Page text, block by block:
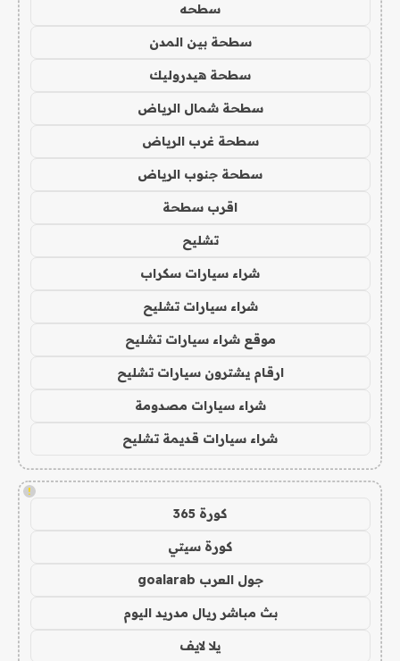
سطحه
سطحة بين المدن
سطحة هيدروليك
سطحة شمال الرياض
سطحة غرب الرياض
سطحة جنوب الرياض
اقرب سطحة
تشليح
شراء سيارات سكراب
شراء سيارات تشليح
موقع شراء سيارات تشليح
ارقام يشترون سيارات تشليح
شراء سيارات مصدومة
شراء سيارات قديمة تشليح
!
كورة 365
كورة سيتي
جول العرب goalarab
بث مباشر ريال مدريد اليوم
يلا لايف